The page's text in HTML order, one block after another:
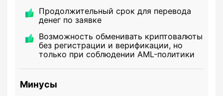
Продолжительный срок для перевода
денег по заявке
Возможность обменивать криптовалюты
без регистрации и верификации, но
только при соблюдении AML-политики
Минусы